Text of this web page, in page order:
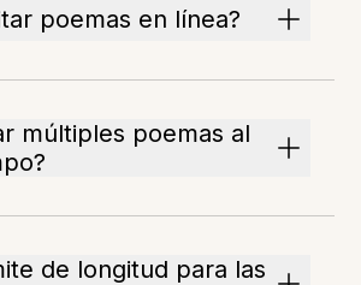
poemas en línea?
múltiples poemas al
de longitud para las